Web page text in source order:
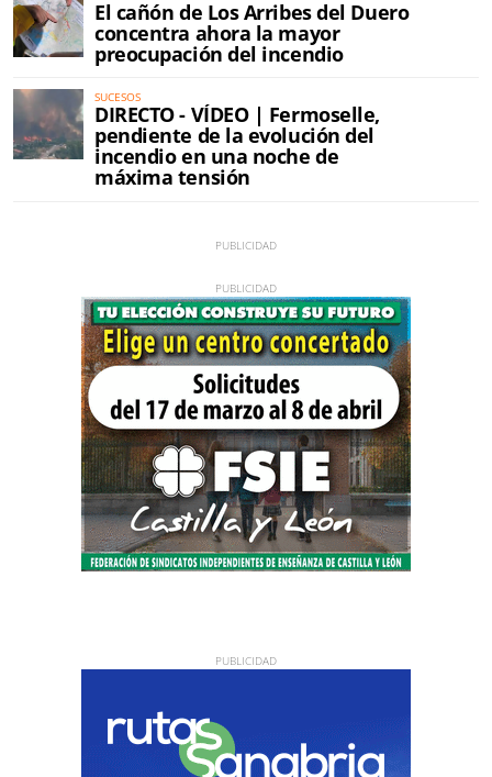
El cañón de Los Arribes del Duero
concentra ahora la mayor
preocupación del incendio
SUCESOS
DIRECTO - VÍDEO | Fermoselle,
pendiente de la evolución del
incendio en una noche de
máxima tensión